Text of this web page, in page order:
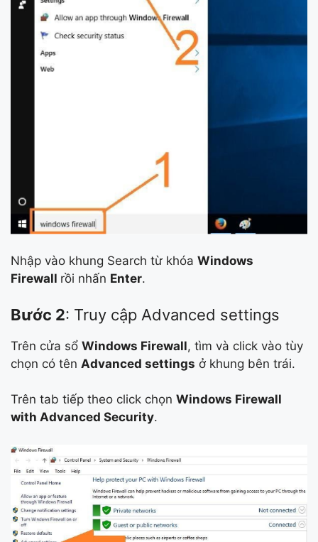
Nhập vào khung Search từ khóa Windows
Firewall rồi nhấn Enter.
Bước 2: Truy cập Advanced settings
Trên cửa sổ Windows Firewall, tìm và click vào tùy
chọn có tên Advanced settings ở khung bên trái.
Trên tab tiếp theo click chọn Windows Firewall
with Advanced Security.